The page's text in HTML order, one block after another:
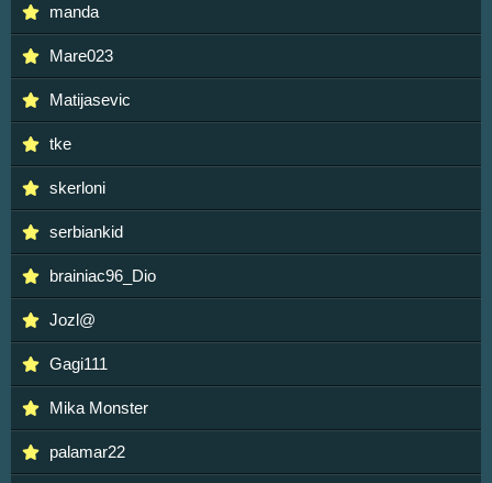
manda
Mare023
Matijasevic
tke
skerloni
serbiankid
brainiac96_Dio
Jozl@
Gagi111
Mika Monster
palamar22